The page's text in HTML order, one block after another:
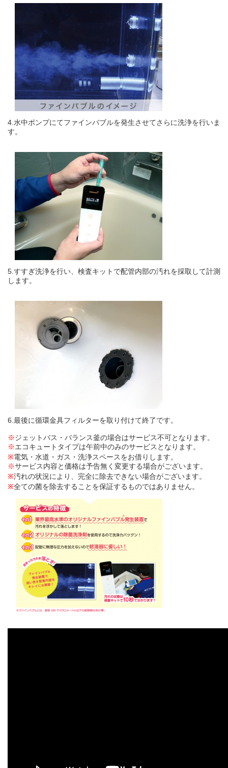
4.水中ポンプにてファインバブルを発生させてさらに洗浄を行いま
す。
5.すすぎ洗浄を行い、検査キットで配管内部の汚れを採取して計測
します。
6.最後に循環金具フィルターを取り付けて終了です。
※ジェットバス・バランス釜の場合はサービス不可となります。
※エコキュートタイプは午前中のみのサービスとなります。
※電気・水道・ガス・洗浄スペースをお借りします。
※サービス内容と価格は予告無く変更する場合がございます。
※汚れの状況により、完全に除去できない場合がございます。
※全ての菌を除去することを保証するものではありません。